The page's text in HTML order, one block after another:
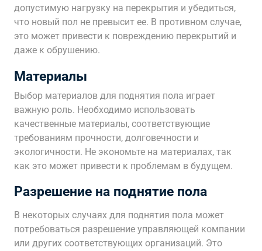
допустимую нагрузку на перекрытия и убедиться,
что новый пол не превысит ее. В противном случае,
это может привести к повреждению перекрытий и
даже к обрушению.
Материалы
Выбор материалов для поднятия пола играет
важную роль. Необходимо использовать
качественные материалы, соответствующие
требованиям прочности, долговечности и
экологичности. Не экономьте на материалах, так
как это может привести к проблемам в будущем.
Разрешение на поднятие пола
В некоторых случаях для поднятия пола может
потребоваться разрешение управляющей компании
или других соответствующих организаций. Это